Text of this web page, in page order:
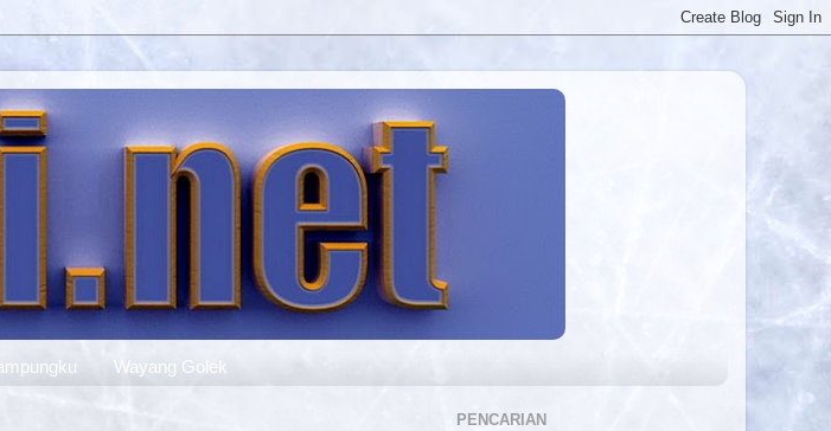
Wayang Golek
PENCARIAN